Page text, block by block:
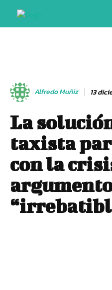
Alfredo Muñiz 13
La
taxista
con la